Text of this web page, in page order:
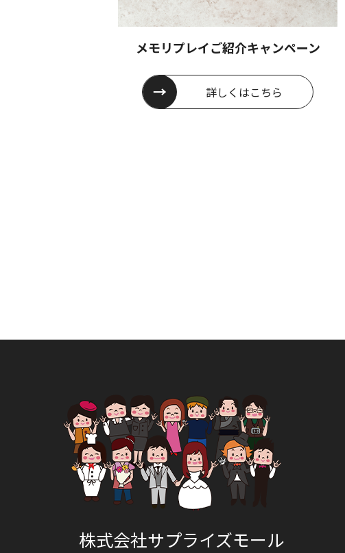
メモリプレイご紹介キャンペーン
詳しくはこちら
株式会社サプライズモール